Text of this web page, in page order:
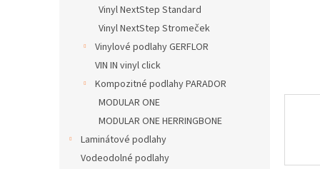
Vinyl NextStep Standard
Vinyl NextStep Stromeček
Vinylové podlahy GERFLOR
VIN IN vinyl click
Kompozitné podlahy PARADOR
MODULAR ONE
MODULAR ONE HERRINGBONE
Laminátové podlahy
Vodeodolné podlahy